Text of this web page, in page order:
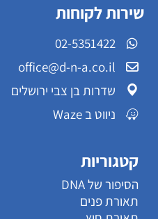
שירות לקוחות
02-5351422
office@d-n-a.co.il
שדרות בן צבי ירושלים
ניווט ב Waze
קטגוריות
הסיפור של DNA
תאורת פנים